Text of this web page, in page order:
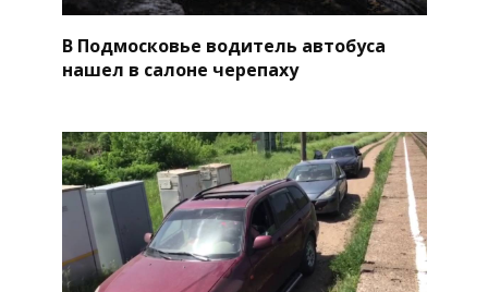
В Подмосковье водитель автобуса
нашел в салоне черепаху